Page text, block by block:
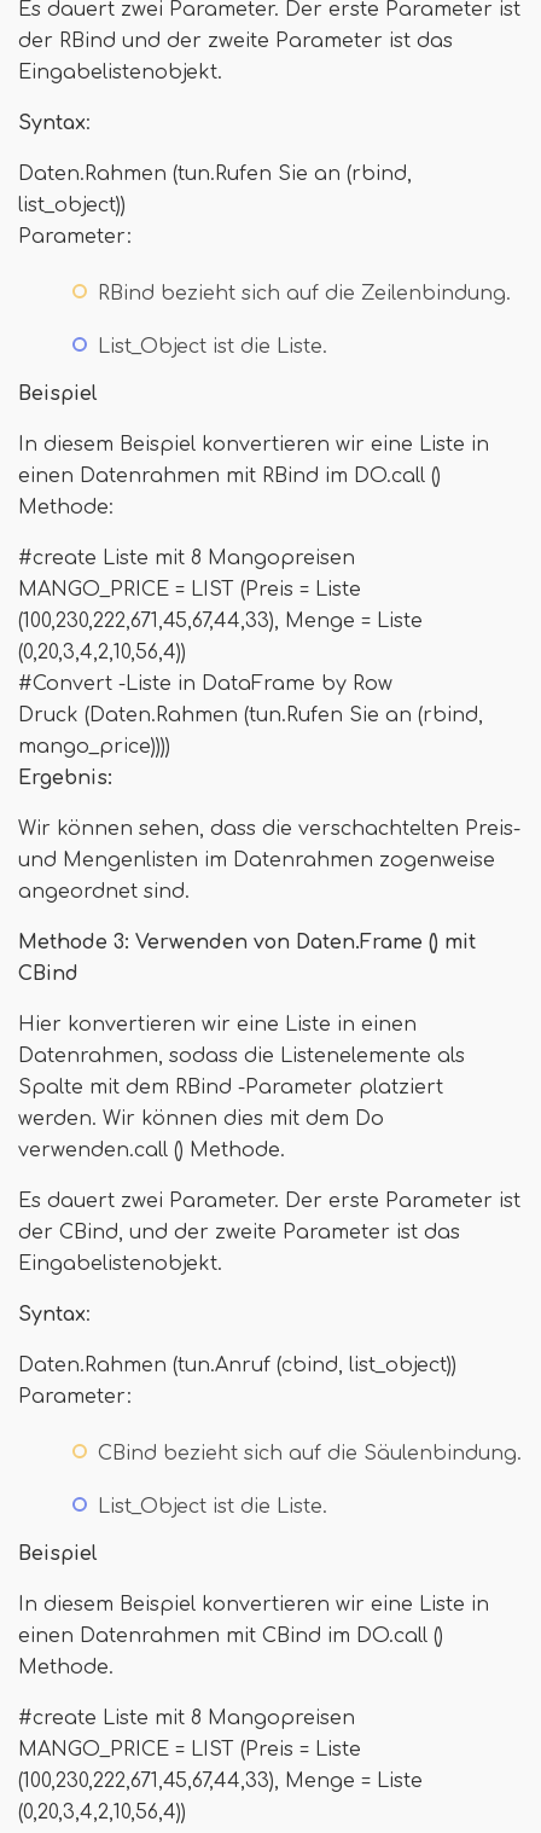
Es dauert zwei Parameter. Der erste Parameter ist
der RBind und der zweite Parameter ist das
Eingabelistenobjekt.
Syntax:
Daten.Rahmen (tun.Rufen Sie an (rbind,
list_object))
Parameter:
RBind bezieht sich auf die Zeilenbindung.
List_Object ist die Liste.
Beispiel
In diesem Beispiel konvertieren wir eine Liste in
einen Datenrahmen mit RBind im DO.call ()
Methode:
#create Liste mit 8 Mangopreisen
MANGO_PRICE = LIST (Preis = Liste
(100,230,222,671,45,67,44,33), Menge = Liste
(0,20,3,4,2,10,56,4))
#Convert -Liste in DataFrame by Row
Druck (Daten.Rahmen (tun.Rufen Sie an (rbind,
mango_price))))
Ergebnis:
Wir können sehen, dass die verschachtelten Preis-
und Mengenlisten im Datenrahmen zogenweise
angeordnet sind.
Methode 3: Verwenden von Daten.Frame () mit
CBind
Hier konvertieren wir eine Liste in einen
Datenrahmen, sodass die Listenelemente als
Spalte mit dem RBind -Parameter platziert
werden. Wir können dies mit dem Do
verwenden.call () Methode.
Es dauert zwei Parameter. Der erste Parameter ist
der CBind, und der zweite Parameter ist das
Eingabelistenobjekt.
Syntax:
Daten.Rahmen (tun.Anruf (cbind, list_object))
Parameter:
CBind bezieht sich auf die Säulenbindung.
List_Object ist die Liste.
Beispiel
In diesem Beispiel konvertieren wir eine Liste in
einen Datenrahmen mit CBind im DO.call ()
Methode.
#create Liste mit 8 Mangopreisen
MANGO_PRICE = LIST (Preis = Liste
(100,230,222,671,45,67,44,33), Menge = Liste
(0,20,3,4,2,10,56,4))